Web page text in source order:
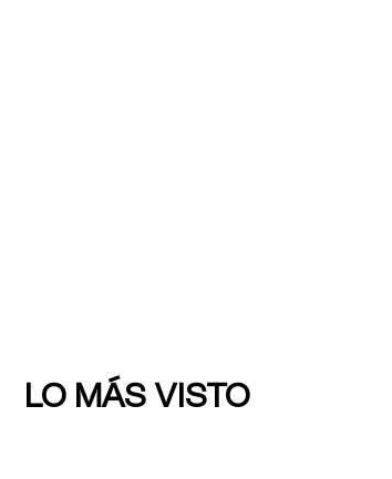
LO MÁS VISTO